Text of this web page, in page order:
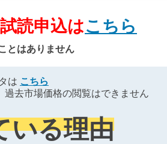
読申込はこちら
とはありません
は こちら
過去市場価格の閲覧はできません
いる理由